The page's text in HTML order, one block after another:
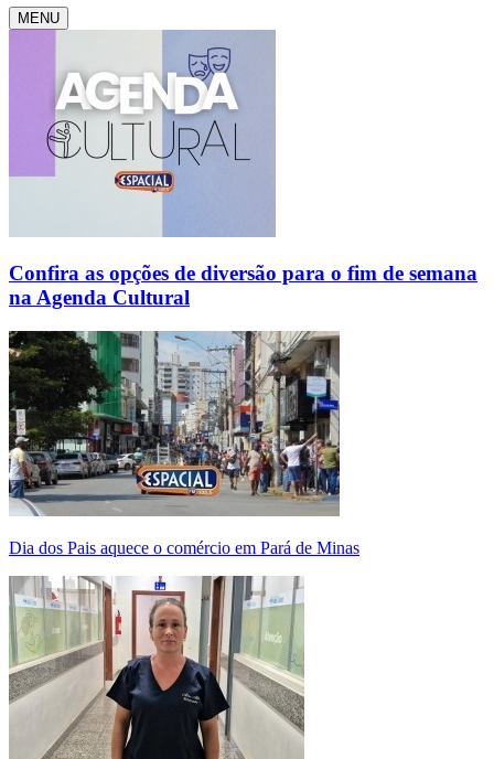
MENU
Confira as opções de diversão para o fim de semana
na Agenda Cultural
Dia dos Pais aquece o comércio em Pará de Minas